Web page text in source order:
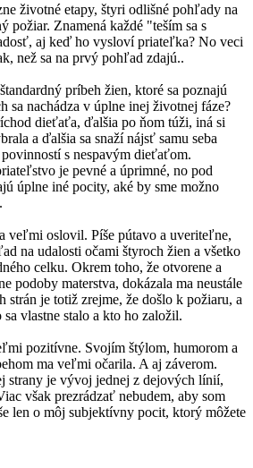
životné etapy, štyri odlišné pohľady na
požiar. Znamená každé "teším sa s
aj keď ho vysloví priateľka? No veci
než sa na prvý pohľad zdajú..
príbeh žien, ktoré sa poznajú
sa nachádza v úplne inej životnej fáze?
dieťaťa, ďalšia po ňom túži, iná si
a ďalšia sa snaží nájsť samu seba
s nespavým dieťaťom.
je pevné a úprimné, no pod
úplne iné pocity, aké by sme možno
veľmi oslovil. Píše pútavo a uveriteľne,
na udalosti očami štyroch žien a všetko
celku. Okrem toho, že otvorene a
podoby materstva, dokázala ma neustále
je totiž zrejme, že došlo k požiaru, a
vlastne stalo a kto ho založil.
pozitívne. Svojím štýlom, humorom a
ma veľmi očarila. A aj záverom.
strany je vývoj jednej z dejových línií,
však prezrádzať nebudem, aby som
len o môj subjektívny pocit, ktorý môžete